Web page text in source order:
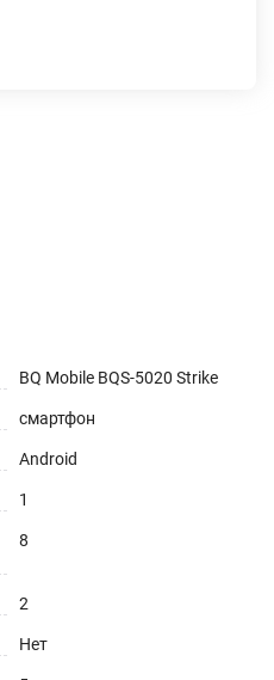
BQ Mobile BQS-5020 Strike
смартфон
Android
1
8
2
Нет